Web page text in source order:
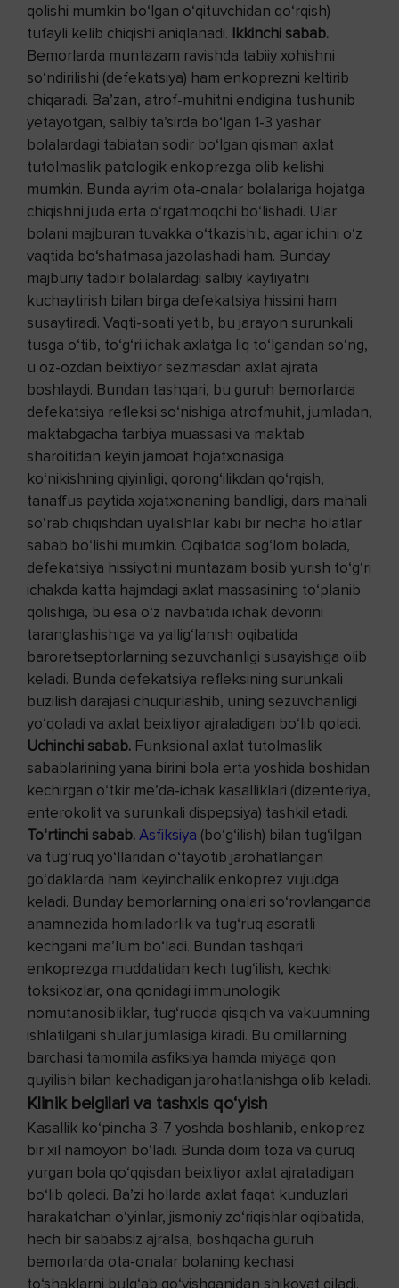
qolishi mumkin bo‘lgan o‘qituvchidan qo‘rqish)
tufayli kelib chiqishi aniqlanadi. Ikkinchi sabab.
Bemorlarda muntazam ravishda tabiiy xohishni
so‘ndirilishi (defekatsiya) ham enkoprezni keltirib
chiqaradi. Ba’zan, atrof-muhitni endigina tushunib
yetayotgan, salbiy ta’sirda bo‘lgan 1-3 yashar
bolalardagi tabiatan sodir bo‘lgan qisman axlat
tutolmaslik patologik enkoprezga olib kelishi
mumkin. Bunda ayrim ota-onalar bolalariga hojatga
chiqishni juda erta o‘rgatmoqchi bo‘lishadi. Ular
bolani majburan tuvakka o‘tkazishib, agar ichini o‘z
vaqtida bo‘shatmasa jazolashadi ham. Bunday
majburiy tadbir bolalardagi salbiy kayfiyatni
kuchaytirish bilan birga defekatsiya hissini ham
susaytiradi. Vaqti-soati yetib, bu jarayon surunkali
tusga o‘tib, to‘g‘ri ichak axlatga liq to‘lgandan so‘ng,
u oz-ozdan beixtiyor sezmasdan axlat ajrata
boshlaydi. Bundan tashqari, bu guruh bemorlarda
defekatsiya refleksi so‘nishiga atrofmuhit, jumladan,
maktabgacha tarbiya muassasi va maktab
sharoitidan keyin jamoat hojatxonasiga
ko‘nikishning qiyinligi, qorong‘ilikdan qo‘rqish,
tanaffus paytida xojatxonaning bandligi, dars mahali
so‘rab chiqishdan uyalishlar kabi bir necha holatlar
sabab bo‘lishi mumkin. Oqibatda sog‘lom bolada,
defekatsiya hissiyotini muntazam bosib yurish to‘g‘ri
ichakda katta hajmdagi axlat massasining to‘planib
qolishiga, bu esa o‘z navbatida ichak devorini
taranglashishiga va yallig‘lanish oqibatida
baroretseptorlarning sezuvchanligi susayishiga olib
keladi. Bunda defekatsiya refleksining surunkali
buzilish darajasi chuqurlashib, uning sezuvchanligi
yo‘qoladi va axlat beixtiyor ajraladigan bo‘lib qoladi.
Uchinchi sabab. Funksional axlat tutolmaslik
sabablarining yana birini bola erta yoshida boshidan
kechirgan o‘tkir me’da-ichak kasalliklari (dizenteriya,
enterokolit va surunkali dispepsiya) tashkil etadi.
To‘rtinchi sabab.Asfiksiya (bo‘g‘ilish) bilan tug‘ilgan
va tug‘ruq yo‘llaridan o‘tayotib jarohatlangan
go‘daklarda ham keyinchalik enkoprez vujudga
keladi. Bunday bemorlarning onalari so‘rovlanganda
anamnezida homiladorlik va tug‘ruq asoratli
kechgani ma’lum bo‘ladi. Bundan tashqari
enkoprezga muddatidan kech tug‘ilish, kechki
toksikozlar, ona qonidagi immunologik
nomutanosibliklar, tug‘ruqda qisqich va vakuumning
ishlatilgani shular jumlasiga kiradi. Bu omillarning
barchasi tamomila asfiksiya hamda miyaga qon
quyilish bilan kechadigan jarohatlanishga olib keladi.
Klinik belgilari va tashxis qo‘yish
Kasallik ko‘pincha 3-7 yoshda boshlanib, enkoprez
bir xil namoyon bo‘ladi. Bunda doim toza va quruq
yurgan bola qo‘qqisdan beixtiyor axlat ajratadigan
bo‘lib qoladi. Ba’zi hollarda axlat faqat kunduzlari
harakatchan o‘yinlar, jismoniy zo‘riqishlar oqibatida,
hech bir sababsiz ajralsa, boshqacha guruh
bemorlarda ota-onalar bolaning kechasi
to‘shaklarni bulg‘ab qo‘yishganidan shikoyat qiladi.